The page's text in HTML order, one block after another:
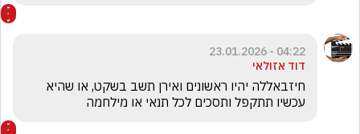
04:22 - 23.01.2026
דוד אזולאי
עכשיו תתקפל ותסכים לכל תנאי או מילחמה